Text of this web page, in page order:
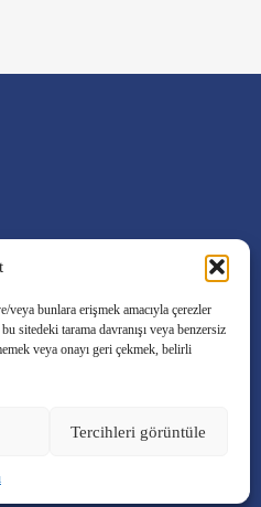
bunlara erişmek amacıyla çerezler
sitedeki tarama davranışı veya benzersiz
veya onayı geri çekmek, belirli
Tercihleri görüntüle